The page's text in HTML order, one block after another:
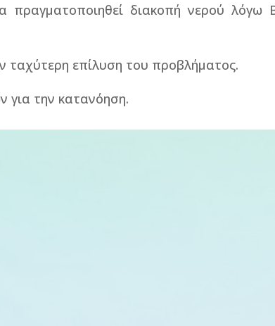
πραγματοποιηθεί διακοπή νερού λόγω
ταχύτερη επίλυση του προβλήματος.
για την κατανόηση.